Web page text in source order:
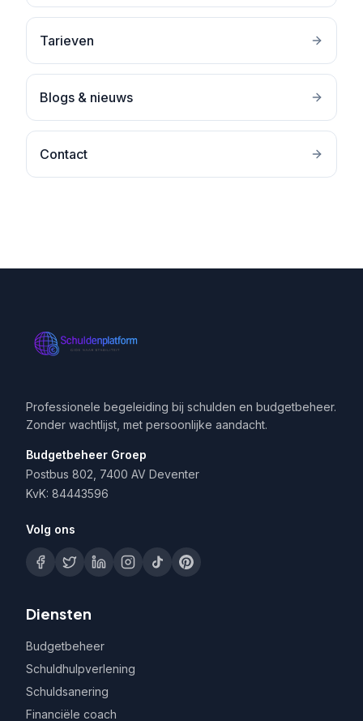
Tarieven
Blogs & nieuws
Contact
Professionele begeleiding bij schulden en budgetbeheer.
Zonder wachtlijst, met persoonlijke aandacht.
Budgetbeheer Groep
Postbus 802, 7400 AV Deventer
KvK: 84443596
Volg ons
Diensten
Budgetbeheer
Schuldhulpverlening
Schuldsanering
Financiële coach